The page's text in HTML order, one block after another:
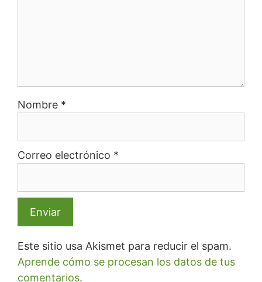
Nombre *
Correo electrónico *
Este sitio usa Akismet para reducir el spam.
Aprende cómo se procesan los datos de tus
comentarios.